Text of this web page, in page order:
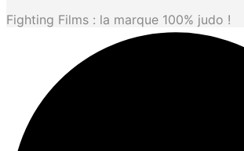
Fighting Films : la marque 100% judo !